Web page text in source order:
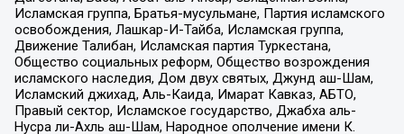
Исламская группа, Братья-мусульмане, Партия исламского
освобождения, Лашкар-И-Тайба, Исламская группа,
Движение Талибан, Исламская партия Туркестана,
Общество социальных реформ, Общество возрождения
исламского наследия, Дом двух святых, Джунд аш-Шам,
Исламский джихад, Аль-Каида, Имарат Кавказ, АБТО,
Правый сектор, Исламское государство, Джабха аль-
Нусра ли-Ахль аш-Шам, Народное ополчение имени К.